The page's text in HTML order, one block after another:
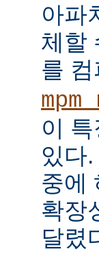
아파
체할
를
이
있다
중에
확장
달렸